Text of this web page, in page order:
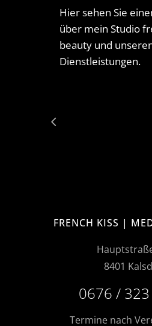
Hier sehen Sie
über mein Studio
beauty und
Dienstleistungen.
FRENCH KISS |
8401
0676 /
Termine nach